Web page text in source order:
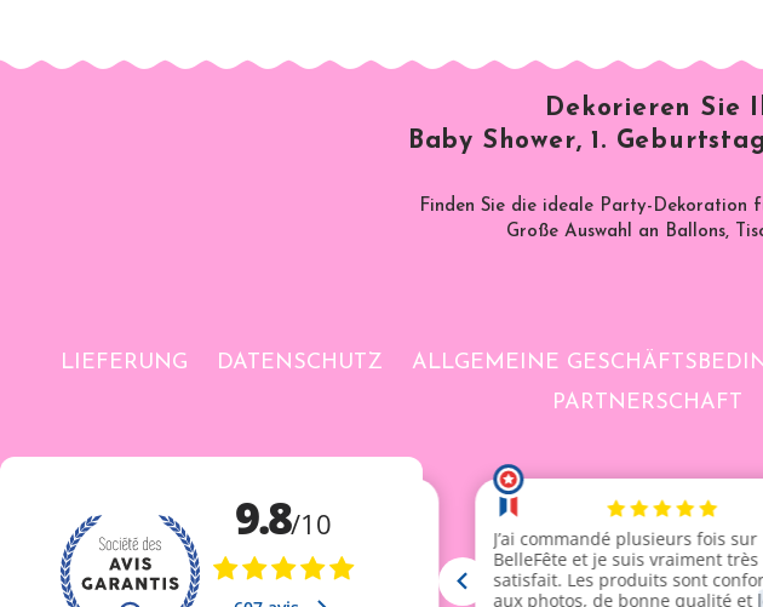
Dekorieren Sie
Baby Shower, 1.
Finden Sie die ideale Party-Dekoration
Große Auswahl an Ballons,
LIEFERUNG DATENSCHUTZ ALLGEMEINE
PARTNERSCHAFT